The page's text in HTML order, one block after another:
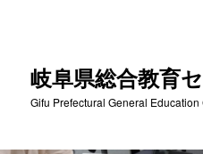
岐阜県総合教育
Gifu Prefectural General Education